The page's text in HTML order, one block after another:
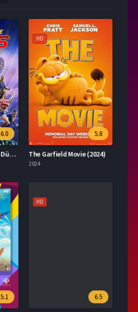
6.0
Adalet Birliği: Sonsuz Dünyalarda Kriz Bölüm Bir (2024)
HD
5.8
The Garfield Movie (2024)
2024
5.1
HD
6.5